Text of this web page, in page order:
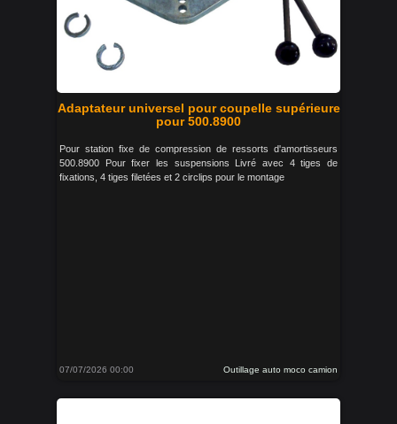
Adaptateur universel pour coupelle supérieure
pour 500.8900
Pour station fixe de compression de ressorts d'amortisseurs
500.8900 Pour fixer les suspensions Livré avec 4 tiges de
fixations, 4 tiges filetées et 2 circlips pour le montage
07/07/2026 00:00 Outillage auto moco camion